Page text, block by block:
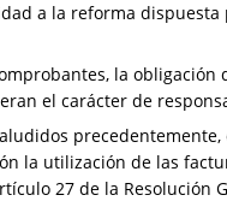
a la reforma
la obligación
el carácter de
la utilización de las
27 de la Resolución